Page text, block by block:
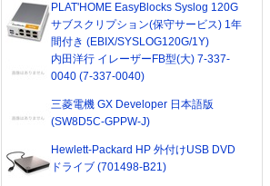
PLAT'HOME EasyBlocks Syslog 120G
サブスクリプション(保守サービス) 1年
間付き (EBIX/SYSLOG120G/1Y)
内田洋行 イレーザーFB型(大) 7-337-
0040 (7-337-0040)
三菱電機 GX Developer 日本語版
(SW8D5C-GPPW-J)
Hewlett-Packard HP 外付けUSB DVD
ドライブ (701498-B21)